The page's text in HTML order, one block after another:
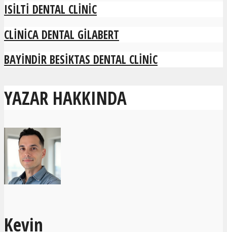
ISILTI DENTAL CLINIC
CLINICA DENTAL GILABERT
BAYINDIR BESIKTAS DENTAL CLINIC
YAZAR HAKKINDA
Kevin